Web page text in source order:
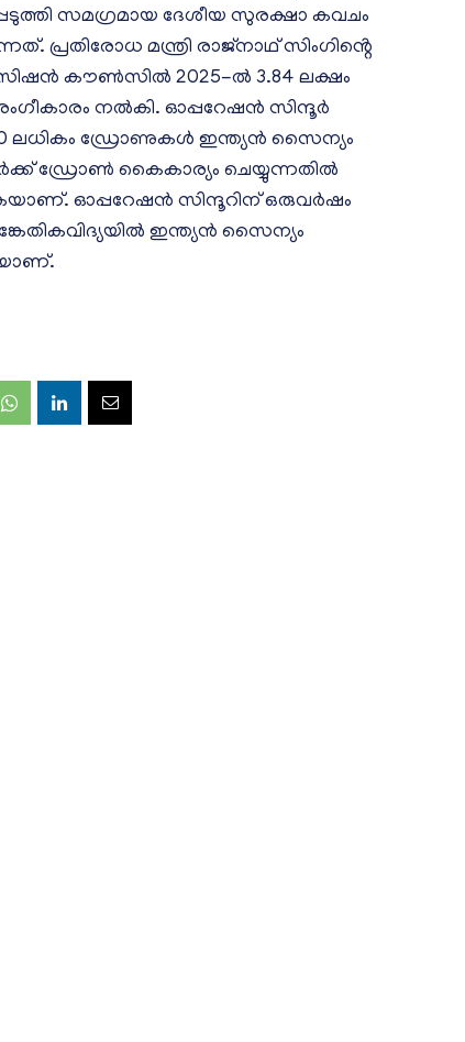
സമഗ്രമായ ദേശീയ സുരക്ഷാ കവചം
പ്രതിരോധ മന്ത്രി രാജ്‌നാഥ് സിംഗിൻ്റെ
കൗൺസിൽ 2025-ൽ 3.84 ലക്ഷം
നൽകി. ഓപ്പറേഷൻ സിന്ദൂർ
ലധികം ഡ്രോണുകൾ ഇന്ത്യൻ സൈന്യം
ഡ്രോൺ കൈകാര്യം ചെയ്യുന്നതിൽ
ഓപ്പറേഷൻ സിന്ദൂറിന് ഒരുവർഷം
ഇന്ത്യൻ സൈന്യം